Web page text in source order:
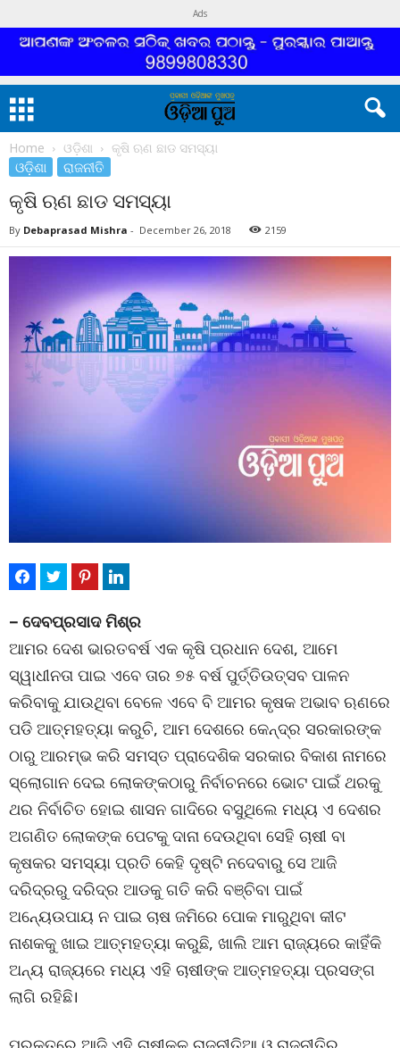
Ads
Home ଓଡ଼ିଶା କୃଷି ଋଣ ଛାଡ ସମସ୍ୟା
ଓଡ଼ିଶା ରାଜନୀତି
କୃଷି ଋଣ ଛାଡ ସମସ୍ୟା
By Debaprasad Mishra - December 26, 2018 2159
– ଦେବପ୍ରସାଦ ମିଶ୍ର
ଆମର ଦେଶ ଭାରତବର୍ଷ ଏକ କୃଷି ପ୍ରଧାନ ଦେଶ, ଆମେ
ସ୍ୱାଧୀନତା ପାଇ ଏବେ ତାର ୭୫ ବର୍ଷ ପୁର୍ତ୍ତିଉତ୍ସବ ପାଳନ
କରିବାକୁ ଯାଉଥିବା ବେଳେ ଏବେ ବି ଆମର କୃଷକ ଅଭାବ ଋଣରେ
ପଡି ଆତ୍ମହତ୍ୟା କରୁଚି, ଆମ ଦେଶରେ କେନ୍ଦ୍ର ସରକାରଙ୍କ
ଠାରୁ ଆରମ୍ଭ କରି ସମସ୍ତ ପ୍ରାଦେଶିକ ସରକାର ବିକାଶ ନାମରେ
ସ୍ଲୋଗାନ ଦେଇ ଲୋକଙ୍କଠାରୁ ନିର୍ବାଚନରେ ଭୋଟ ପାଇଁ ଥରକୁ
ଥର ନିର୍ବାଚିତ ହୋଇ ଶାସନ ଗାଦିରେ ବସୁଥିଲେ ମଧ୍ୟ ଏ ଦେଶର
ଅଗଣିତ ଲୋକଙ୍କ ପେଟକୁ ଦାନା ଦେଉଥିବା ସେହି ଚାଷୀ ବା
କୃଷକର ସମସ୍ୟା ପ୍ରତି କେହି ଦୃଷ୍ଟି ନଦେବାରୁ ସେ ଆଜି
ଦରିଦ୍ରରୁ ଦରିଦ୍ର ଆଡକୁ ଗତି କରି ବଞ୍ଚିବା ପାଇଁ
ଅନ୍ୟେଉପାୟ ନ ପାଇ ଚାଷ ଜମିରେ ପୋକ ମାରୁଥିବା କୀଟ
ନାଶକକୁ ଖାଇ ଆତ୍ମହତ୍ୟା କରୁଛି, ଖାଲି ଆମ ରାଜ୍ୟରେ କାହିଁକି
ଅନ୍ୟ ରାଜ୍ୟରେ ମଧ୍ୟ ଏହି ଚାଷୀଙ୍କ ଆତ୍ମହତ୍ୟା ପ୍ରସଙ୍ଗ
ଲାଗି ରହିଛି।